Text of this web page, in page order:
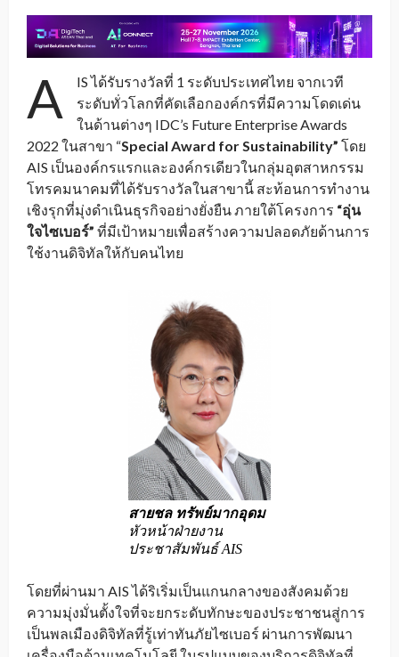
A
IS ได้รับรางวัลที่ 1 ระดับประเทศไทย จากเวที
ระดับทั่วโลกที่คัดเลือกองค์กรที่มีความโดดเด่น
ในด้านต่างๆ IDC’s Future Enterprise Awards
2022 ในสาขา “Special Award for Sustainability” โดย
AIS เป็นองค์กรแรกและองค์กรเดียวในกลุ่มอุตสาหกรรม
โทรคมนาคมที่ได้รับรางวัลในสาขานี้ สะท้อนการทำงาน
เชิงรุกที่มุ่งดำเนินธุรกิจอย่างยั่งยืน ภายใต้โครงการ “อุ่น
ใจไซเบอร์” ที่มีเป้าหมายเพื่อสร้างความปลอดภัยด้านการ
ใช้งานดิจิทัลให้กับคนไทย
สายชล ทรัพย์มากอุดม
หัวหน้าฝ่ายงาน
ประชาสัมพันธ์ AIS
โดยที่ผ่านมา AIS ได้ริเริ่มเป็นแกนกลางของสังคมด้วย
ความมุ่งมั่นตั้งใจที่จะยกระดับทักษะของประชาชนสู่การ
เป็นพลเมืองดิจิทัลที่รู้เท่าทันภัยไซเบอร์ ผ่านการพัฒนา